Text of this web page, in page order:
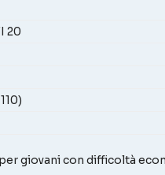
20
giovani con difficoltà